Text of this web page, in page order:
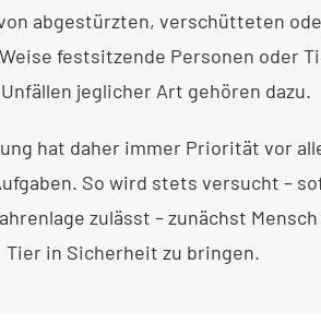
abgestürzten, verschütteten
festsitzende Personen oder
jeglicher Art gehören dazu.
hat daher immer Priorität vor
So wird stets versucht –
zulässt – zunächst
Tier in Sicherheit zu bringen.